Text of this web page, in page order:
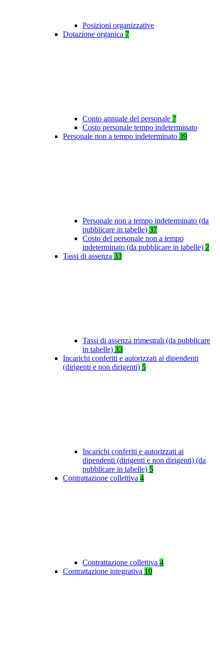
Posizioni organizzative
Dotazione organica 7
Conto annuale del personale 7
Costo personale tempo indeterminato
Personale non a tempo indeterminato 39
Personale non a tempo indeterminato (da
pubblicare in tabelle) 37
Costo del personale non a tempo
indeterminato (da pubblicare in tabelle) 2
Tassi di assenza 33
Tassi di assenza trimestrali (da pubblicare
in tabelle) 33
Incarichi conferiti e autorizzati ai dipendenti
(dirigenti e non dirigenti) 5
Incarichi conferiti e autorizzati ai
dipendenti (dirigenti e non dirigenti) (da
pubblicare in tabelle) 5
Contrattazione collettiva 4
Contrattazione collettiva 4
Contrattazione integrativa 10